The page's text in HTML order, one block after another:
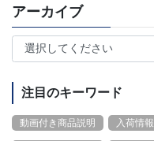
アーカイブ
注目のキーワード
動画付き商品説明 入荷情報